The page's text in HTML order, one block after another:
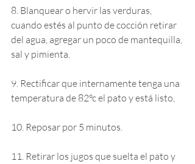
8. Blanquear o hervir las verduras,
cuando estés al punto de cocción retirar
del agua, agregar un poco de mantequilla,
sal y pimienta.
9. Rectificar que internamente tenga una
temperatura de 82°c el pato y está listo,
10. Reposar por 5 minutos.
11. Retirar los jugos que suelta el pato y